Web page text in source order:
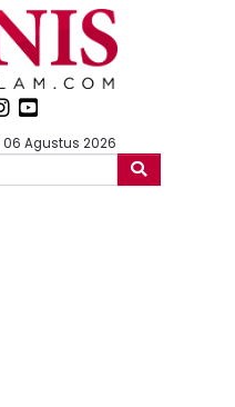
06 Agustus 2026